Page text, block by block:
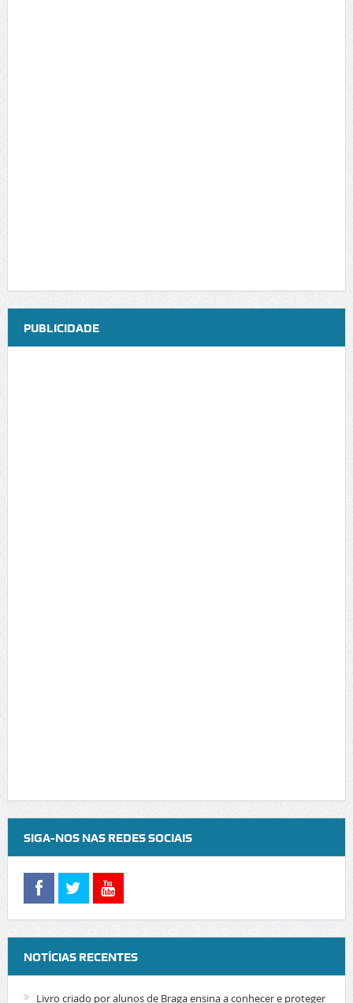
PUBLICIDADE
SIGA-NOS NAS REDES SOCIAIS
NOTÍCIAS RECENTES
Livro criado por alunos de Braga ensina a conhecer e proteger